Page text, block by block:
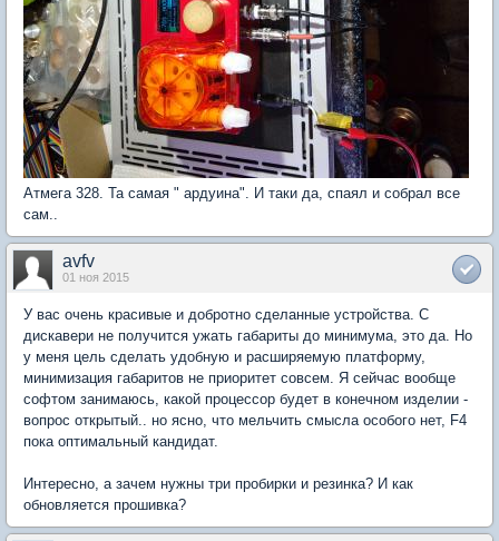
Атмега 328. Та самая " ардуина". И таки да, спаял и собрал все
сам..
avfv
01 ноя 2015
У вас очень красивые и добротно сделанные устройства. С
дискавери не получится ужать габариты до минимума, это да. Но
у меня цель сделать удобную и расширяемую платформу,
минимизация габаритов не приоритет совсем. Я сейчас вообще
софтом занимаюсь, какой процессор будет в конечном изделии -
вопрос открытый.. но ясно, что мельчить смысла особого нет, F4
пока оптимальный кандидат.
Интересно, а зачем нужны три пробирки и резинка? И как
обновляется прошивка?